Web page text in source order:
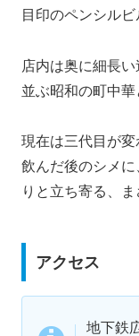
目印のペンシルビ
店内は奥に細長
並ぶ昭和の町中華
現在は三代目が変
飲んだ後のシメ
りと立ち寄る、
アクセス
地下鉄